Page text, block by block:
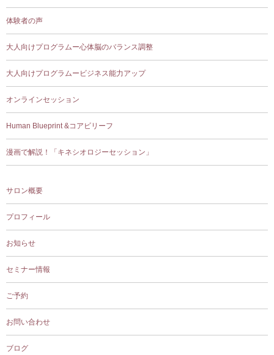
体験者の声
大人向けプログラムー心体脳のバランス調整
大人向けプログラムービジネス能力アップ
オンラインセッション
Human Blueprint &コアビリーフ
漫画で解説！「キネシオロジーセッション」
サロン概要
プロフィール
お知らせ
セミナー情報
ご予約
お問い合わせ
ブログ